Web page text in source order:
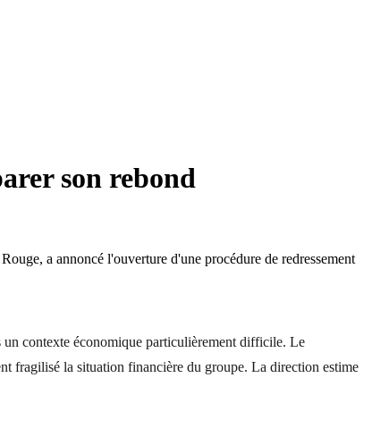
son rebond
a annoncé l'ouverture d'une procédure de redressement
un contexte économique particulièrement difficile. Le
fragilisé la situation financière du groupe. La direction estime